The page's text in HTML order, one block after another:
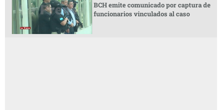
BCH emite comunicado por captura de
funcionarios vinculados al caso